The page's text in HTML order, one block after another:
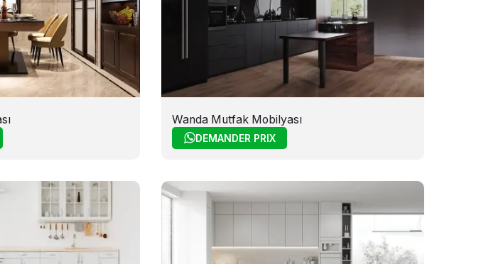
Wanda Mutfak Mobilyası
DEMANDER PRIX